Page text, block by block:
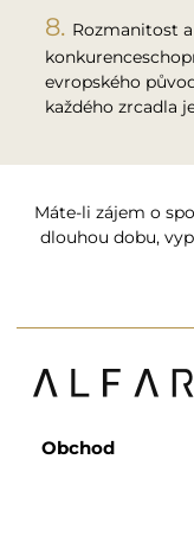
Rozmanitost
evropského
každého zrcadla
Máte-li zájem o
dlouhou dobu,
Obchod